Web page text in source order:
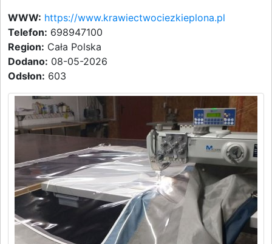
WWW: https://www.krawiectwociezkieplona.pl
Telefon: 698947100
Region: Cała Polska
Dodano: 08-05-2026
Odsłon: 603